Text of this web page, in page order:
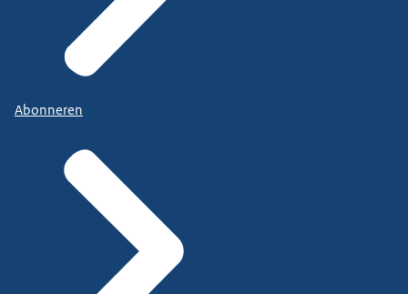
Abonneren